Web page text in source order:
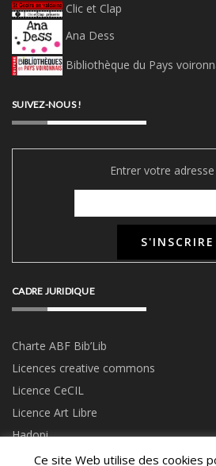
Clic et Clap
Ana Dess
Bibliothèque du Pays
SUIVEZ-NOUS !
Entrer votre
CADRE JURIDIQUE
Charte ABF Bib’Lib
Licences creative commons
Licence CeCIL
Licence Art Libre
Hadopi
Ce site Web utilise des cookies